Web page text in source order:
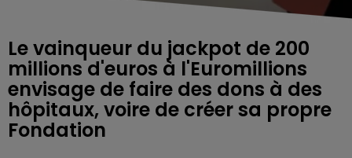
Le vainqueur du jackpot de 200
millions d'euros à l'Euromillions
envisage de faire des dons à des
hôpitaux, voire de créer sa propre
Fondation